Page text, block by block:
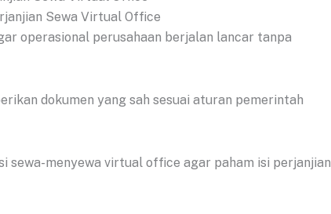
operasional perusahaan berjalan lancar tanpa
dokumen yang sah sesuai aturan pemerintah
sewa-menyewa virtual office agar paham isi perjanjian